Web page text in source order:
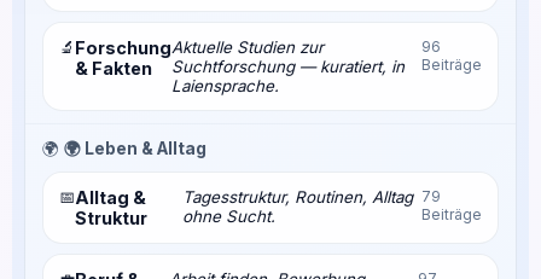
🔬 Forschung
& Fakten
Aktuelle Studien zur
Suchtforschung — kuratiert, in
Laiensprache.
96
Beiträge
🌍 🌍 Leben & Alltag
📅Alltag &
Struktur
Tagesstruktur, Routinen, Alltag
ohne Sucht.
79
Beiträge